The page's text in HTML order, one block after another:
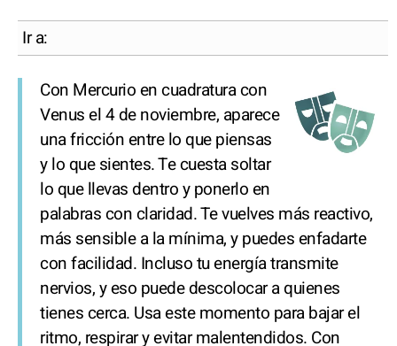
Ir a:
Con Mercurio en cuadratura con
Venus el 4 de noviembre, aparece
una fricción entre lo que piensas
y lo que sientes. Te cuesta soltar
lo que llevas dentro y ponerlo en
palabras con claridad. Te vuelves más reactivo,
más sensible a la mínima, y puedes enfadarte
con facilidad. Incluso tu energía transmite
nervios, y eso puede descolocar a quienes
tienes cerca. Usa este momento para bajar el
ritmo, respirar y evitar malentendidos. Con